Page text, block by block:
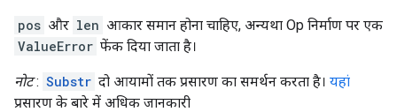
pos और len आकार समान होना चाहिए, अन्यथा Op निर्माण पर एक
ValueError फेंक दिया जाता है।
नोट: Substr दो आयामों तक प्रसारण का समर्थन करता है। यहां
प्रसारण के बारे में अधिक जानकारी